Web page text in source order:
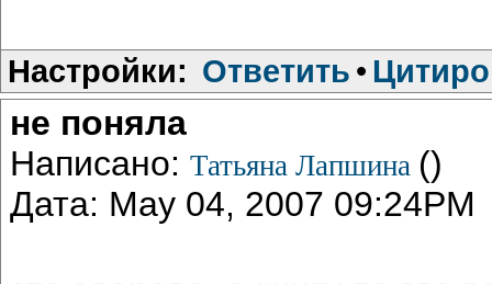
Настройки: Ответить •
не поняла
Написано: Татьяна Лапшина ()
Дата: May 04, 2007 09:24PM